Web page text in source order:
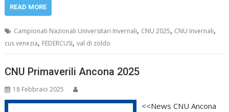
READ MORE
Campionati Nazionali Universitari Invernali, CNU 2025, CNU Invernali,
cus venezia, FEDERCUSI,val di zoldo
CNU Primaverili Ancona 2025
18 Febbraio 2025
<<News CNU Ancona